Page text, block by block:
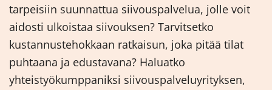
tarpeisiin suunnattua siivouspalvelua, jolle voit
aidosti ulkoistaa siivouksen? Tarvitsetko
kustannustehokkaan ratkaisun, joka pitää tilat
puhtaana ja edustavana? Haluatko
yhteistyökumppaniksi siivouspalveluyrityksen,